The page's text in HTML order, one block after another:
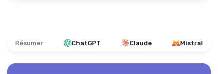
Résumer ChatGPT Claude Mistral